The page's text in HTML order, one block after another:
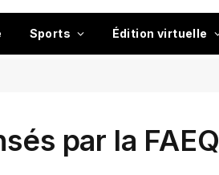
Sports Édition virtuelle
par la FAEQ